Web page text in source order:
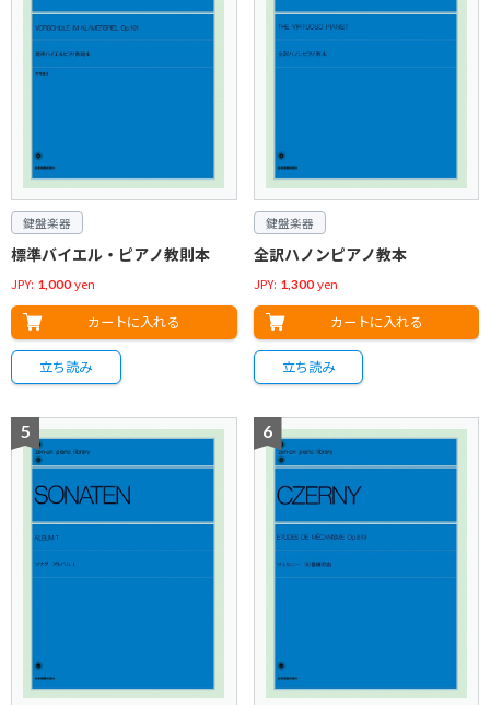
鍵盤楽器
標準バイエル・ピアノ教則本
JPY: 1,000 yen
カートに入れる
立ち読み
鍵盤楽器
全訳ハノンピアノ教本
JPY: 1,300yen
カートに入れる
立ち読み